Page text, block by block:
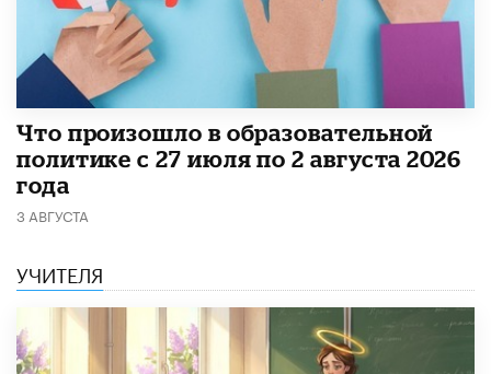
​Что произошло в образовательной
политике с 27 июля по 2 августа 2026
года
3 АВГУСТА
УЧИТЕЛЯ